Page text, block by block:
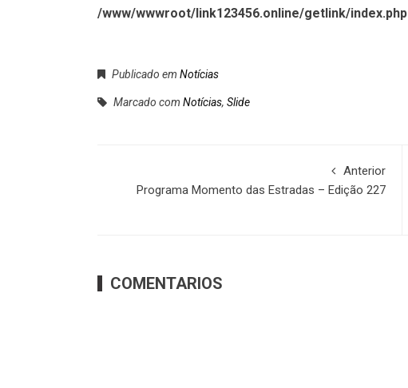
/www/wwwroot/link123456.online/getlink/index.php
Publicado em Notícias
Marcado com Notícias, Slide
Anterior
Programa Momento das Estradas – Edição 227
COMENTARIOS